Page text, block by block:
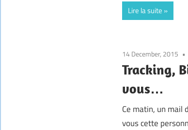
Lire la suite
14 December, 2015
Tracking,
vous…
Ce matin, un mail
vous cette